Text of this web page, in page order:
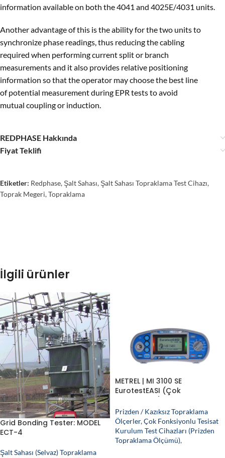
information available on both the 4041 and 4025E/4031 units.
Another advantage of this is the ability for the two units to
synchronize phase readings, thus reducing the cabling
required when performing current split or branch
measurements and it also provides relative positioning
information so that the operator may choose the best line
of potential measurement during EPR tests to avoid
mutual coupling or induction.
REDPHASE Hakkında
Fiyat Teklifi
Etiketler: Redphase, Şalt Sahası, Şalt Sahası Topraklama Test Cihazı,
Toprak Megeri,Topraklama
İlgili ürünler
Grid Bonding Tester: MODEL
ECT-4
Şalt Sahası (Selvaz) Topraklama
METREL | MI 3100 SE
EurotestEASI (Çok
Test Cihazı
Prizden / Kazıksız Topraklama
Ölçerler,Çok Fonksiyonlu Tesisat
Kurulum Test Cihazları (Prizden
Topraklama Ölçümü),